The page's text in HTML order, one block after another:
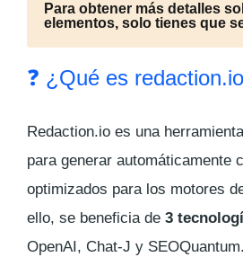
Para obtener más detalles
elementos, solo tienes que
❓ ¿Qué es
Redaction.io es una
para generar automáticamente
optimizados para los motores
ello, se beneficia de 3
OpenAI, Chat-J y